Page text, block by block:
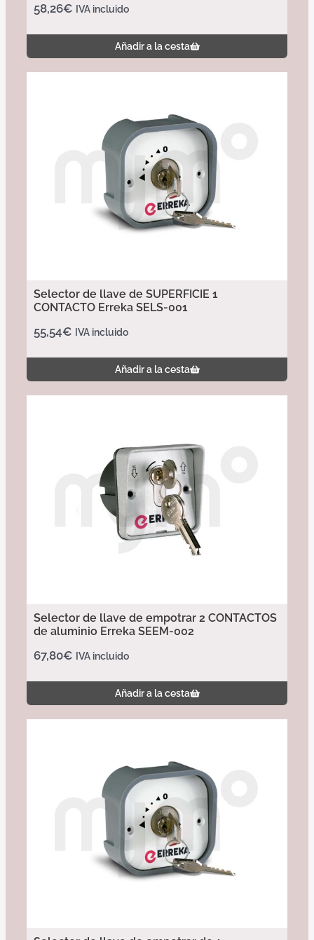
58,26€ IVA incluido
Añadir a la cesta
Selector de llave de SUPERFICIE 1
CONTACTO Erreka SELS-001
55,54€ IVA incluido
Añadir a la cesta
Selector de llave de empotrar 2 CONTACTOS
de aluminio Erreka SEEM-002
67,80€ IVA incluido
Añadir a la cesta